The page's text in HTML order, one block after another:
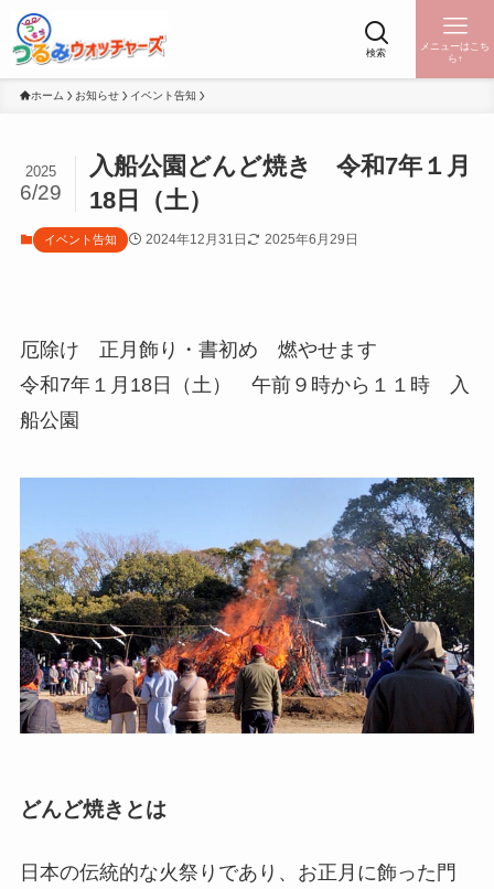
検索
メニューはこち
ら↑
ホーム お知らせ イベント告知
入船公園どんど焼き 令和7年１月
18日（土）
2025
6/29
イベント告知 2024年12月31日 2025年6月29日
厄除け 正月飾り・書初め 燃やせます
令和7年１月18日（土） 午前９時から１１時 入
船公園
どんど焼きとは
日本の伝統的な火祭りであり、お正月に飾った門